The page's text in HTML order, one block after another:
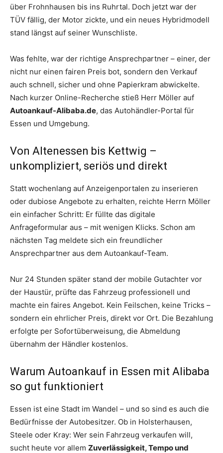
über Frohnhausen bis ins Ruhrtal. Doch jetzt war der
TÜV fällig, der Motor zickte, und ein neues Hybridmodell
stand längst auf seiner Wunschliste.
Was fehlte, war der richtige Ansprechpartner – einer, der
nicht nur einen fairen Preis bot, sondern den Verkauf
auch schnell, sicher und ohne Papierkram abwickelte.
Nach kurzer Online-Recherche stieß Herr Möller auf
Autoankauf-Alibaba.de, das Autohändler-Portal für
Essen und Umgebung.
Von Altenessen bis Kettwig –
unkompliziert, seriös und direkt
Statt wochenlang auf Anzeigenportalen zu inserieren
oder dubiose Angebote zu erhalten, reichte Herrn Möller
ein einfacher Schritt: Er füllte das digitale
Anfrageformular aus – mit wenigen Klicks. Schon am
nächsten Tag meldete sich ein freundlicher
Ansprechpartner aus dem Autoankauf-Team.
Nur 24 Stunden später stand der mobile Gutachter vor
der Haustür, prüfte das Fahrzeug professionell und
machte ein faires Angebot. Kein Feilschen, keine Tricks –
sondern ein ehrlicher Preis, direkt vor Ort. Die Bezahlung
erfolgte per Sofortüberweisung, die Abmeldung
übernahm der Händler kostenlos.
Warum Autoankauf in Essen mit Alibaba
so gut funktioniert
Essen ist eine Stadt im Wandel – und so sind es auch die
Bedürfnisse der Autobesitzer. Ob in Holsterhausen,
Steele oder Kray: Wer sein Fahrzeug verkaufen will,
sucht heute vor allem Zuverlässigkeit, Tempo und